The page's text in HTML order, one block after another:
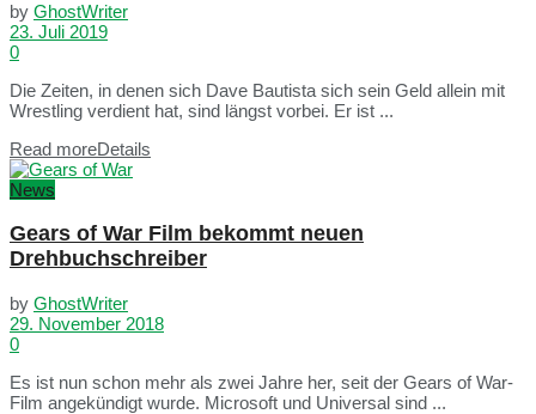
by GhostWriter
23. Juli 2019
0
Die Zeiten, in denen sich Dave Bautista sich sein Geld allein mit
Wrestling verdient hat, sind längst vorbei. Er ist ...
Read moreDetails
News
Gears of War Film bekommt neuen
Drehbuchschreiber
by GhostWriter
29. November 2018
0
Es ist nun schon mehr als zwei Jahre her, seit der Gears of War-
Film angekündigt wurde. Microsoft und Universal sind ...